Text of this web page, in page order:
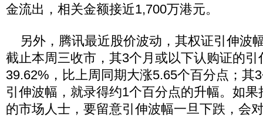
金流出，相关金额接近1,700万港元。
另外，腾讯最近股价波动，其权证引伸波
截止本周三收市，其3个月或以下认购证的引
39.62%，比上周同期大涨5.65个百分点；其
引伸波幅，就录得约1个百分点的升幅。如
的市场人士，要留意引伸波幅一旦下跌，会